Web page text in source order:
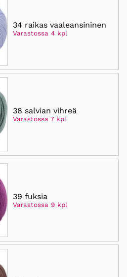
34 raikas vaaleansininen
Varastossa 4 kpl
38 salvian vihreä
Varastossa 7 kpl
39 fuksia
Varastossa 9 kpl